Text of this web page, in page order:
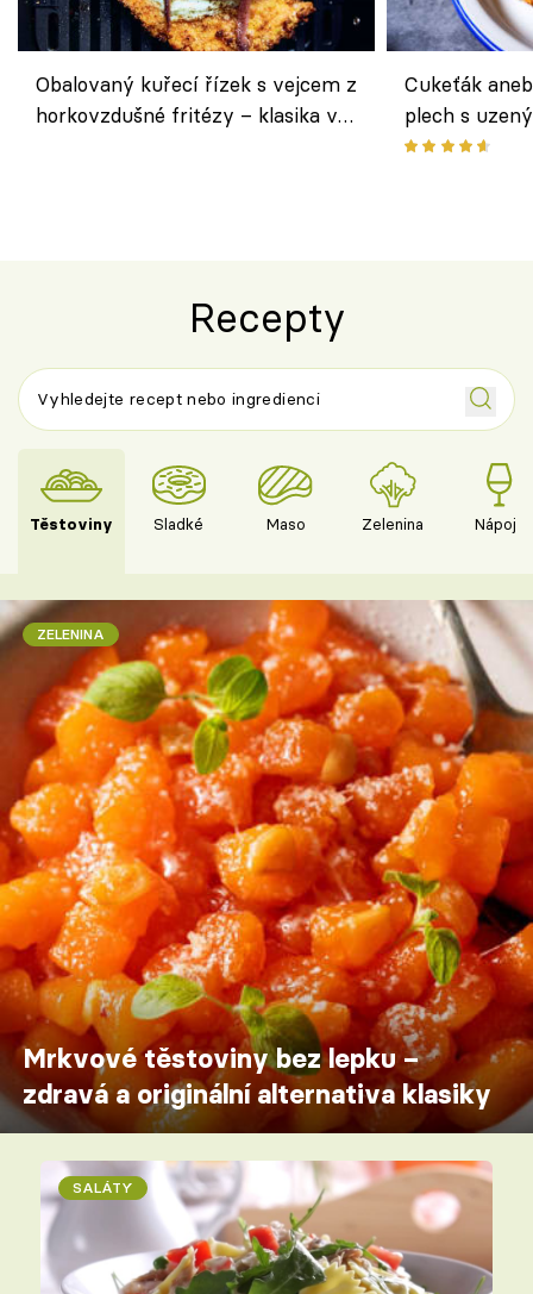
Obalovaný kuřecí řízek s vejcem z
horkovzdušné fritézy – klasika v
Cukeťák
plech s
způsob, jak
Recepty
Těstoviny Sladké Maso Zelenina Nápoje
ZELENINA
Mrkvové těstoviny bez lepku –
zdravá a originální alternativa klasiky
SALÁTY